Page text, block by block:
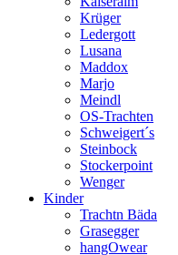
Krüger
Ledergott
Lusana
Maddox
Marjo
Meindl
OS-Trachten
Schweigert´s
Steinbock
Stockerpoint
Wenger
Kinder
Trachtn Bäda
Grasegger
hangOwear